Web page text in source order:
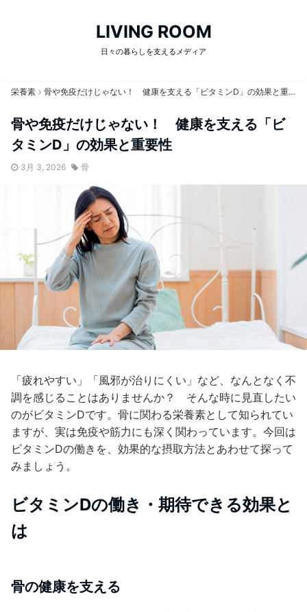
LIVING ROOM
日々の暮らしを支えるメディア
栄養素 骨や免疫だけじゃない！ 健康を支える「ビタミンD」の効果と重要性
骨や免疫だけじゃない！ 健康を支える「ビ
タミンD」の効果と重要性
3月 3, 2026 骨
「疲れやすい」「風邪が治りにくい」など、なんとなく不
調を感じることはありませんか？ そんな時に見直したい
のがビタミンDです。骨に関わる栄養素として知られてい
ますが、実は免疫や筋力にも深く関わっています。今回は
ビタミンDの働きを、効果的な摂取方法とあわせて探って
みましょう。
ビタミンDの働き・期待できる効果と
は
骨の健康を支える